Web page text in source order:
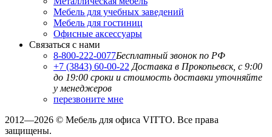
Мебель для учебных заведений
Мебель для гостиниц
Офисные аксессуары
Связаться с нами
8-800-222-0077Бесплатный звонок по РФ
+7 (3843) 60-00-22 Доставка в Прокопьевск, с 9:00
до 19:00 сроки и стоимость доставки уточняйте
у менеджеров
перезвоните мне
2012—2026 © Мебель для офиса VITTO. Все права
защищены.